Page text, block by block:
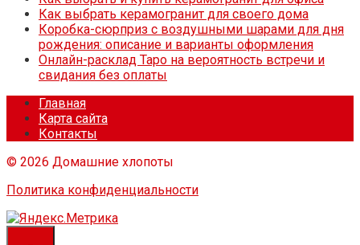
Как выбрать керамогранит для своего дома
Коробка-сюрприз с воздушными шарами для дня
рождения: описание и варианты оформления
Онлайн-расклад Таро на вероятность встречи и
свидания без оплаты
Главная
Карта сайта
Контакты
© 2026 Домашние хлопоты
Политика конфиденциальности